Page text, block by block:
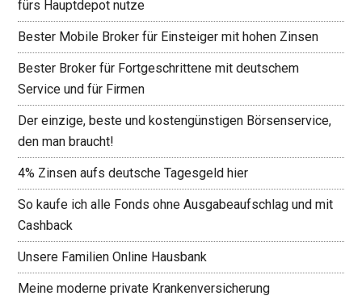
fürs Hauptdepot nutze
Bester Mobile Broker für Einsteiger mit hohen Zinsen
Bester Broker für Fortgeschrittene mit deutschem
Service und für Firmen
Der einzige, beste und kostengünstigen Börsenservice,
den man braucht!
4% Zinsen aufs deutsche Tagesgeld hier
So kaufe ich alle Fonds ohne Ausgabeaufschlag und mit
Cashback
Unsere Familien Online Hausbank
Meine moderne private Krankenversicherung